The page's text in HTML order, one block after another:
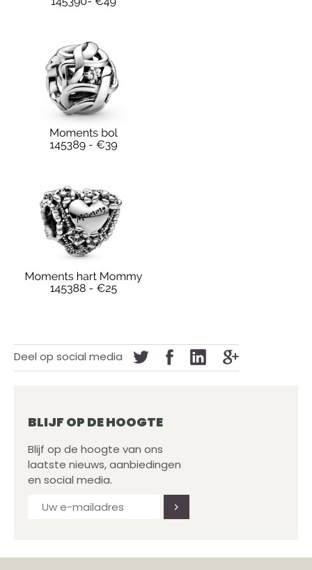
Deel op social media
BLIJF OP DE HOOGTE
Blijf op de hoogte van ons
laatste nieuws, aanbiedingen
en social media.